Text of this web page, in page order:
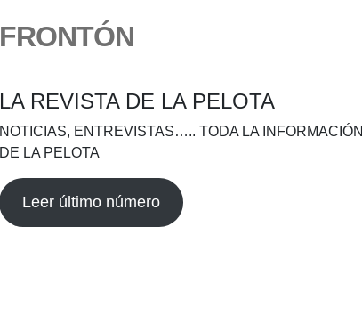
FRONTÓN
LA REVISTA DE LA PELOTA
NOTICIAS, ENTREVISTAS….. TODA LA INFORMACIÓN
DE LA PELOTA
Leer último número